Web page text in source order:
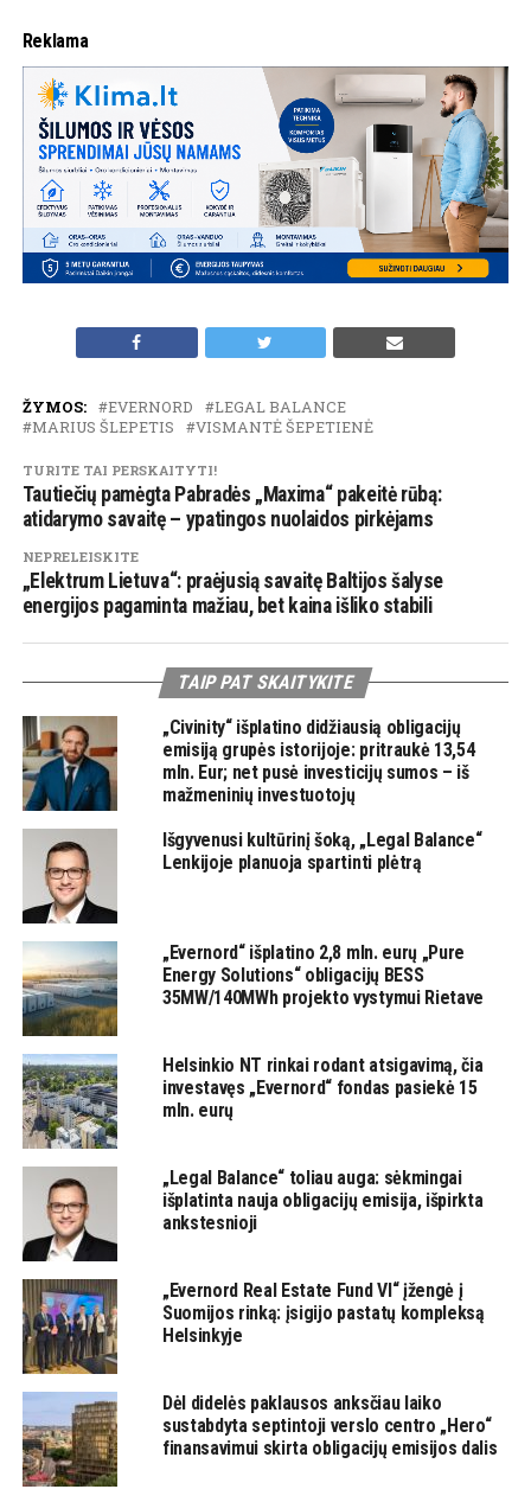
Reklama
ŽYMOS: EVERNORD
LEGAL BALANCE
MARIUS ŠLEPETIS
VISMANTĖ ŠEPETIENĖ
TURITE TAI PERSKAITYTI!
Tautiečių pamėgta Pabradės „Maxima“ pakeitė rūbą:
atidarymo savaitę – ypatingos nuolaidos pirkėjams
NEPRELEISKITE
„Elektrum Lietuva“: praėjusią savaitę Baltijos šalyse
energijos pagaminta mažiau, bet kaina išliko stabili
TAIP PAT SKAITYKITE
„Civinity“ išplatino didžiausią obligacijų
emisiją grupės istorijoje: pritraukė 13,54
mln. Eur; net pusė investicijų sumos – iš
mažmeninių investuotojų
Išgyvenusi kultūrinį šoką, „Legal Balance“
Lenkijoje planuoja spartinti plėtrą
„Evernord“ išplatino 2,8 mln. eurų „Pure
Energy Solutions“ obligacijų BESS
35MW/140MWh projekto vystymui Rietave
Helsinkio NT rinkai rodant atsigavimą, čia
investavęs „Evernord“ fondas pasiekė 15
mln. eurų
„Legal Balance“ toliau auga: sėkmingai
išplatinta nauja obligacijų emisija, išpirkta
ankstesnioji
„Evernord Real Estate Fund VI“ įžengė į
Suomijos rinką: įsigijo pastatų kompleksą
Helsinkyje
Dėl didelės paklausos anksčiau laiko
sustabdyta septintoji verslo centro „Hero“
finansavimui skirta obligacijų emisijos dalis